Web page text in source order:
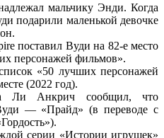
мальчику Энди. Когда
подарили маленькой девочке
поставил Вуди на 82-е место
персонажей фильмов».
«50 лучших персонажей
(2022 год).
Ли Анкрич сообщил, что
— «Прайд» (в переводе с
серии «Истории игрушек»